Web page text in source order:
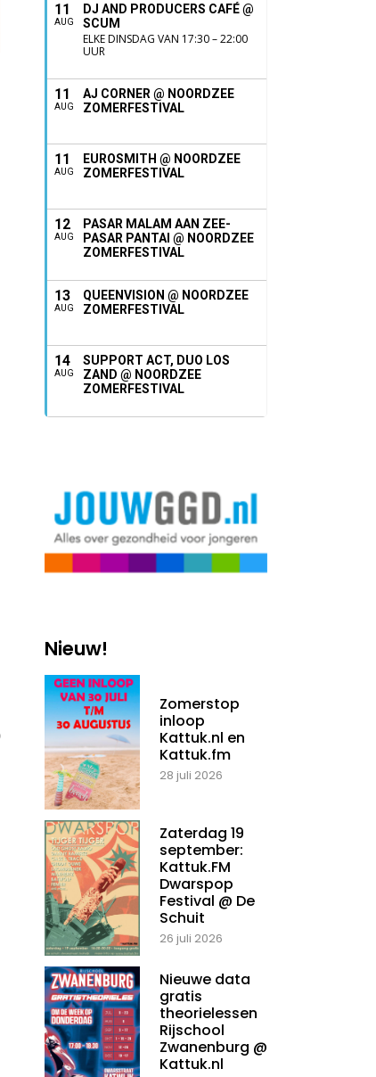
11
AUG
DJ AND PRODUCERS CAFÉ @
SCUM
ELKE DINSDAG VAN 17:30 – 22:00
UUR
11
AUG
AJ CORNER @ NOORDZEE
ZOMERFESTIVAL
11
AUG
EUROSMITH @ NOORDZEE
ZOMERFESTIVAL
12
AUG
PASAR MALAM AAN ZEE-
PASAR PANTAI @ NOORDZEE
ZOMERFESTIVAL
13
AUG
QUEENVISION @ NOORDZEE
ZOMERFESTIVAL
14
AUG
SUPPORT ACT, DUO LOS
ZAND @ NOORDZEE
ZOMERFESTIVAL
Nieuw!
Zomerstop
inloop
Kattuk.nl en
Kattuk.fm
28 juli 2026
Zaterdag 19
september:
Kattuk.FM
Dwarspop
Festival @ De
Schuit
26 juli 2026
Nieuwe data
gratis
theorielessen
Rijschool
Zwanenburg @
Kattuk.nl